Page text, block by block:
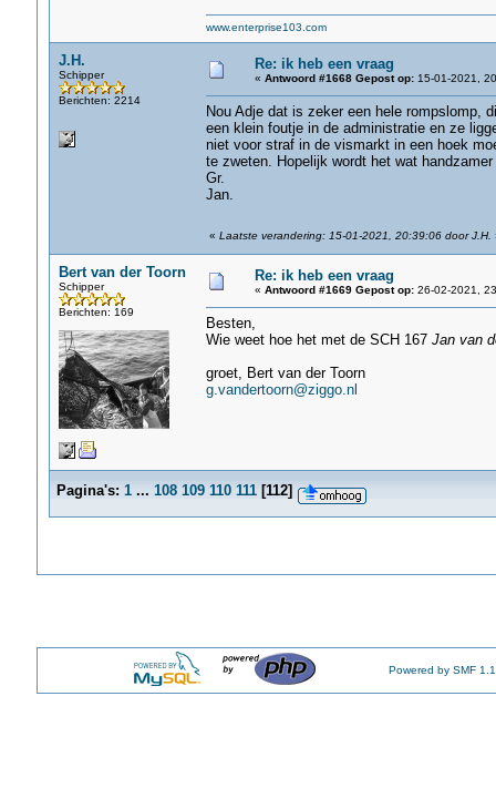
www.enterprise103.com
J.H.
Schipper
Berichten: 2214
Re: ik heb een vraag
« Antwoord #1668 Gepost op:15-01-2021,
Nou Adje dat is zeker een hele rompslomp,
een klein foutje in de administratie en ze
niet voor straf in de vismarkt in een hoek
te zweten. Hopelijk wordt het wat
Gr.
Jan.
« Laatste verandering: 15-01-2021, 20:39:06 door J.H.
Bert van der Toorn
Schipper
Berichten: 169
Re: ik heb een vraag
« Antwoord #1669 Gepost op:26-02-2021,
Besten,
Wie weet hoe het met de SCH 167 Jan van
groet, Bert van der Toorn
g.vandertoorn@ziggo.nl
Pagina's: 1 ... 108 109 110 111[112]
Powered by SMF